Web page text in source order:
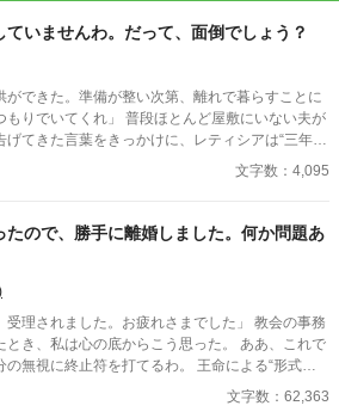
ていませんわ。だって、面倒でしょう？
ができた。準備が整い次第、離れで暮らすことに
」 普段ほとんど屋敷にいない夫が
げてきた言葉をきっかけに、レティシアは“三年
にした。 赤の他人を屋敷に迎えるこ
なものに感情を砕く理由などない。 「だって、
いましょう。
文字数：4,095
たので、勝手に離婚しました。何か問題あ
されました。お疲れさまでした」 教会の事務
、私は心の底からこう思った。 ああ、これで
に終止符を打てるわ。 王命による“形式結
らず、手紙もなし、戦地から帰ってきたという
文字数：62,363